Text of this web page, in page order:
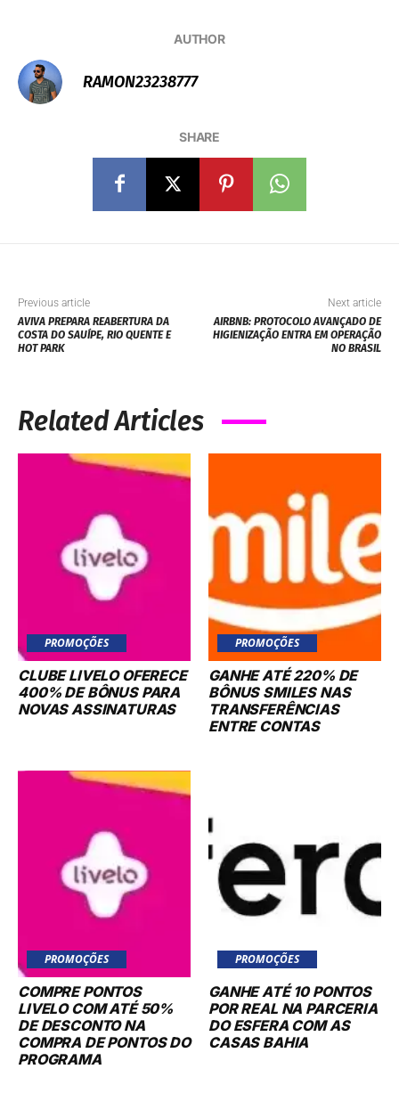
AUTHOR
RAMON23238777
SHARE
Previous article
AVIVA PREPARA REABERTURA DA
COSTA DO SAUÍPE, RIO QUENTE E
HOT PARK
Next article
AIRBNB: PROTOCOLO AVANÇADO DE
HIGIENIZAÇÃO ENTRA EM OPERAÇÃO
NO BRASIL
Related Articles
PROMOÇÕES
CLUBE LIVELO OFERECE
400% DE BÔNUS PARA
NOVAS ASSINATURAS
PROMOÇÕES
GANHE ATÉ 220% DE
BÔNUS SMILES NAS
TRANSFERÊNCIAS
ENTRE CONTAS
PROMOÇÕES
COMPRE PONTOS
LIVELO COM ATÉ 50%
DE DESCONTO NA
COMPRA DE PONTOS DO
PROGRAMA
PROMOÇÕES
GANHE ATÉ 10 PONTOS
POR REAL NA PARCERIA
DO ESFERA COM AS
CASAS BAHIA